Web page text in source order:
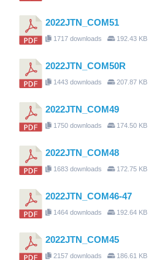
2022JTN_COM51
1717 downloads 192.43 KB
2022JTN_COM50R
1443 downloads 207.87 KB
2022JTN_COM49
1750 downloads 174.50 KB
2022JTN_COM48
1683 downloads 172.75 KB
2022JTN_COM46-47
1464 downloads 192.64 KB
2022JTN_COM45
2157 downloads 186.61 KB